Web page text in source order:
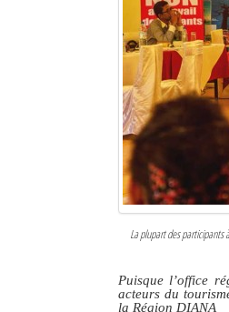
La plupart des participants
Puisque l’office
acteurs du
la Région DIANA